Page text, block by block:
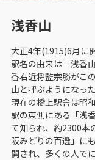
浅香山
大正4年(1915)6月に
駅名の由来は「浅香
香右近将監宗勝がこ
山と呼ぶようになっ
現在の橋上駅舎は昭
駅の東側にある「浅
て知られ、約2300本
阪みどりの百選」に
開され、多くの人で